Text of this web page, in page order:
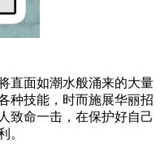
直面如潮水般涌来的大量
种技能，时而施展华丽招
致命一击，在保护好自己
。